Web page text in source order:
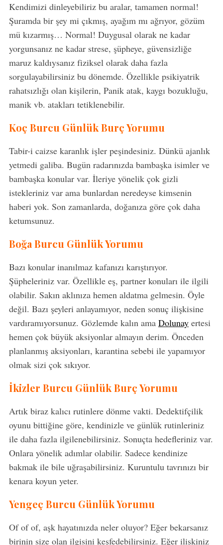
Kendimizi dinleyebiliriz bu aralar, tamamen normal!
Şuramda bir şey mi çıkmış, ayağım mı ağrıyor, gözüm
mü kızarmış… Normal! Duygusal olarak ne kadar
yorgunsanız ne kadar strese, şüpheye, güvensizliğe
maruz kaldıysanız fiziksel olarak daha fazla
sorgulayabilirsiniz bu dönemde. Özellikle psikiyatrik
rahatsızlığı olan kişilerin, Panik atak, kaygı bozukluğu,
manik vb. atakları tetiklenebilir.
Koç Burcu Günlük Burç Yorumu
Tabir-i caizse karanlık işler peşindesiniz. Dünkü ajanlık
yetmedi galiba. Bugün radarınızda bambaşka isimler ve
bambaşka konular var. İleriye yönelik çok gizli
istekleriniz var ama bunlardan neredeyse kimsenin
haberi yok. Son zamanlarda, doğanıza göre çok daha
ketumsunuz.
Boğa Burcu Günlük Yorumu
Bazı konular inanılmaz kafanızı karıştırıyor.
Şüpheleriniz var. Özellikle eş, partner konuları ile ilgili
olabilir. Sakın aklınıza hemen aldatma gelmesin. Öyle
değil. Bazı şeyleri anlayamıyor, neden sonuç ilişkisine
vardıramıyorsunuz. Gözlemde kalın ama Dolunayertesi
hemen çok büyük aksiyonlar almayın derim. Önceden
planlanmış aksiyonları, karantina sebebi ile yapamıyor
olmak sizi çok sıkıyor.
İkizler Burcu Günlük Burç Yorumu
Artık biraz kalıcı rutinlere dönme vakti. Dedektifçilik
oyunu bittiğine göre, kendinizle ve günlük rutinleriniz
ile daha fazla ilgilenebilirsiniz. Sonuçta hedefleriniz var.
Onlara yönelik adımlar olabilir. Sadece kendinize
bakmak ile bile uğraşabilirsiniz. Kuruntulu tavrınızı bir
kenara koyun yeter.
Yengeç Burcu Günlük Yorumu
Of of of, aşk hayatınızda neler oluyor? Eğer bekarsanız
birinin size olan ilgisini keşfedebilirsiniz. Eğer ilişkiniz